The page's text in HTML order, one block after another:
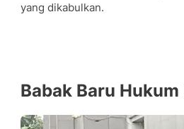
yang dikabulkan.
Babak Baru